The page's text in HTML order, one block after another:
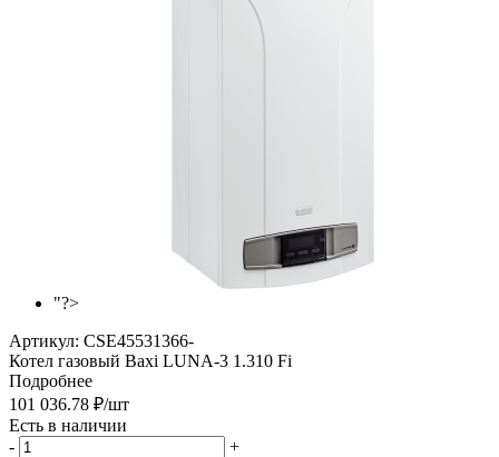
"?>
Артикул: CSE45531366-
Котел газовый Baxi LUNA-3 1.310 Fi
Подробнее
101 036.78 ₽/шт
Есть в наличии
-
+